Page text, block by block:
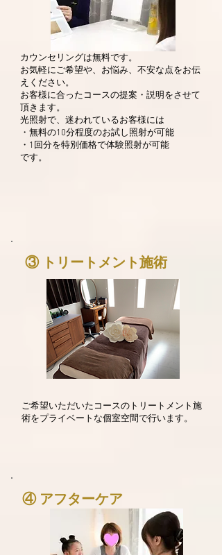
カウンセリングは無料です。
お気軽にご希望や、お悩み、不安な点をお伝
えください。
お客様に合ったコースの提案・説明をさせて
頂きます。
光照射で、迷われているお客様には
・無料の10分程度のお試し照射が可能
​・1回分を特別価格で体験照射が可能
​です。
③ トリートメント施術
ご希望いただいたコースのトリートメント施
術をプライベートな個室空間で行います。
④ アフターケア